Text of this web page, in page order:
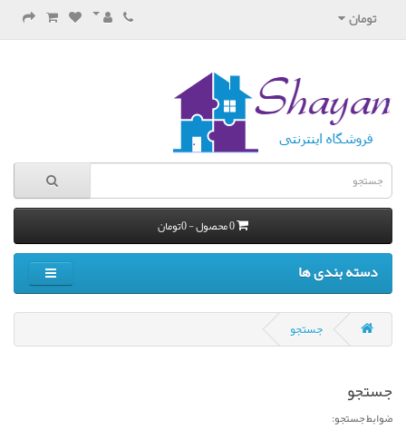
تومان
0 محصول - 0تومان
دسته بندی ها
جستجو
جستجو
ضوابط جستجو: